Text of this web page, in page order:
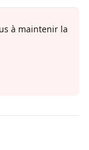
à maintenir la